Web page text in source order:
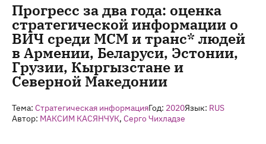
Прогресс за два года: оценка
стратегической информации о
ВИЧ среди МСМ и транс* людей
в Армении, Беларуси, Эстонии,
Грузии, Кыргызстане и
Северной Македонии
Тема: Стратегическая информацияГод: 2020Язык: RUS
Автор: МАКСИМ КАСЯНЧУК, Серго Чихладзе